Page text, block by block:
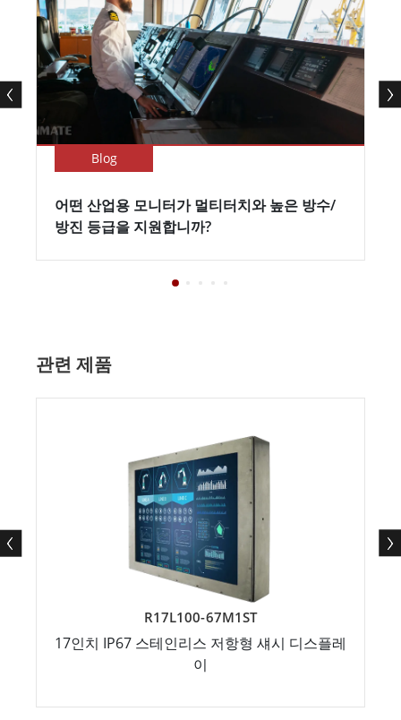
Blog
어떤 산업용 모니터가 멀티터치와 높은 방수/
방진 등급을 지원합니까?
관련 제품
R17L100-67M1ST
17인치 IP67 스테인리스 저항형 섀시 디스플레
이